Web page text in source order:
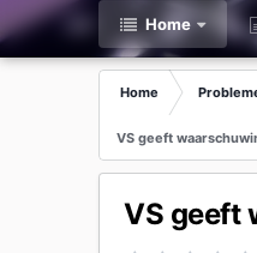
Home
Home
VS geeft
VS geeft